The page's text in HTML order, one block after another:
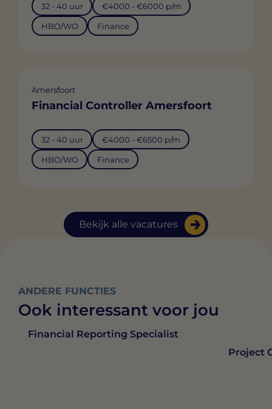
Bekijk alle vacatures
32 - 40 uur €4000 - €6000 p/m
HBO/WO Finance
Amersfoort
Financial Controller Amersfoort
32 - 40 uur €4000 - €6500 p/m
HBO/WO Finance
ANDERE FUNCTIES
Ook interessant voor jou
Financial Reporting Specialist
Project